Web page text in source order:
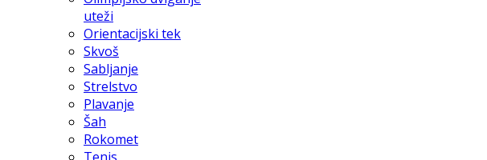
uteži
Orientacijski tek
Skvoš
Sabljanje
Strelstvo
Plavanje
Šah
Rokomet